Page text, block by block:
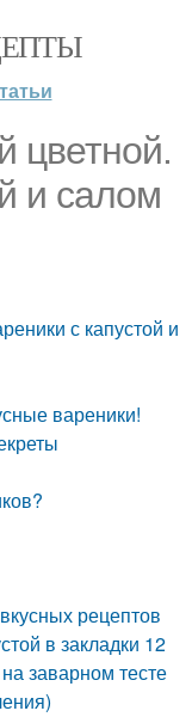
цветной.
и салом
с капустой и
вареники!
рецептов
в закладки 12
заварном тесте